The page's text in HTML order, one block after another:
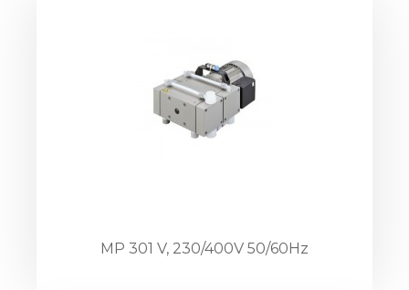
MP 301 V, 230/400V 50/60Hz